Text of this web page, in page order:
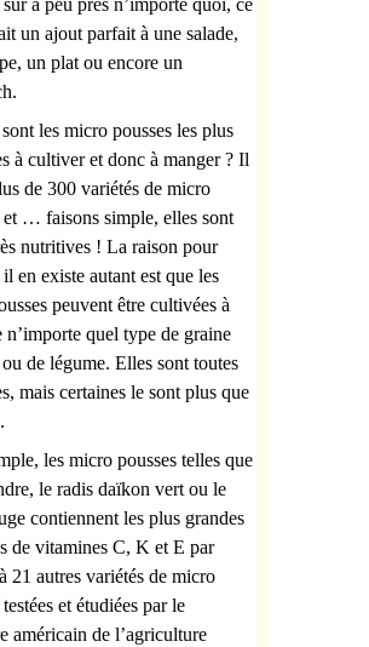
à peu près n’importe quoi, ce
un ajout parfait à une salade,
un plat ou encore un
les micro pousses les plus
à cultiver et donc à manger ? Il
de 300 variétés de micro
et … faisons simple, elles sont
nutritives ! La raison pour
en existe autant est que les
peuvent être cultivées à
n’importe quel type de graine
ou de légume. Elles sont toutes
mais certaines le sont plus que
les micro pousses telles que
le radis daïkon vert ou le
contiennent les plus grandes
de vitamines C, K et E par
21 autres variétés de micro
et étudiées par le
américain de l’agriculture